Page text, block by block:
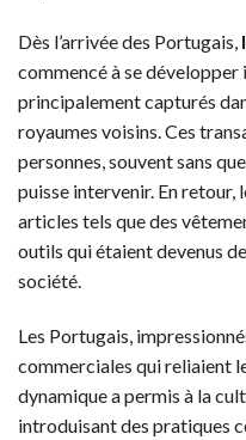
Dès l’arrivée des Portugais,
commencé à se
principalement capturés
royaumes voisins. Ces
personnes, souvent sans
puisse intervenir. En retour,
articles tels que des
outils qui étaient devenus
société.
Les Portugais,
commerciales qui reliaient
dynamique a permis à la
introduisant des pratiques